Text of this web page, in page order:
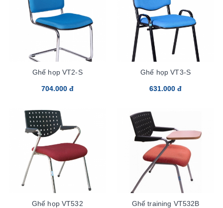
Ghế họp VT2-S
704.000 đ
Ghế họp VT3-S
631.000 đ
Ghế họp VT532 Ghế training VT532B